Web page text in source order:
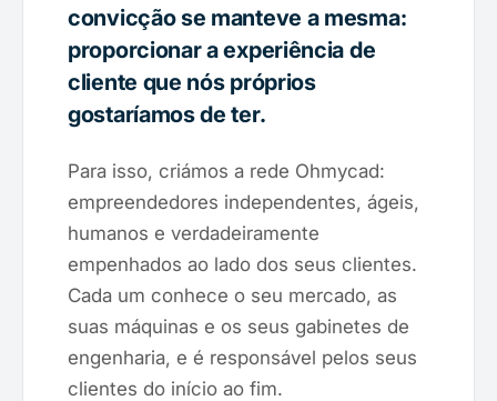
convicção se manteve a mesma:
proporcionar a experiência de
cliente que nós próprios
gostaríamos de ter.
Para isso, criámos a rede Ohmycad:
empreendedores independentes, ágeis,
humanos e verdadeiramente
empenhados ao lado dos seus clientes.
Cada um conhece o seu mercado, as
suas máquinas e os seus gabinetes de
engenharia, e é responsável pelos seus
clientes do início ao fim.